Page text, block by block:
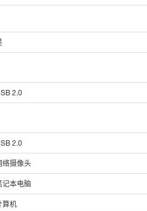
2.0
2.0
络摄像头
记本电脑
算机